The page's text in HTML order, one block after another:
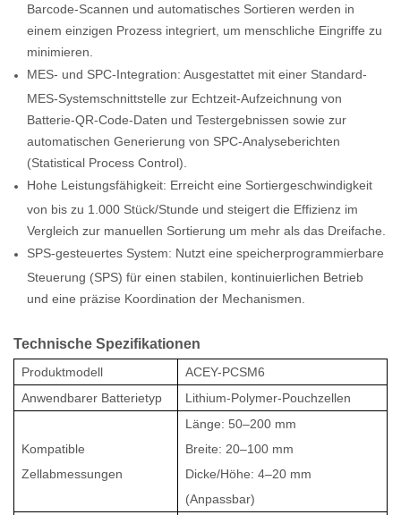
Barcode-Scannen und automatisches Sortieren werden in
einem einzigen Prozess integriert, um menschliche Eingriffe zu
minimieren.
MES- und SPC-Integration: Ausgestattet mit einer Standard-
MES-Systemschnittstelle zur Echtzeit-Aufzeichnung von
Batterie-QR-Code-Daten und Testergebnissen sowie zur
automatischen Generierung von SPC-Analyseberichten
(Statistical Process Control).
Hohe Leistungsfähigkeit: Erreicht eine Sortiergeschwindigkeit
von bis zu 1.000 Stück/Stunde und steigert die Effizienz im
Vergleich zur manuellen Sortierung um mehr als das Dreifache.
SPS-gesteuertes System: Nutzt eine speicherprogrammierbare
Steuerung (SPS) für einen stabilen, kontinuierlichen Betrieb
und eine präzise Koordination der Mechanismen.
Technische Spezifikationen
Produktmodell
ACEY-PCSM6
Anwendbarer Batterietyp
Lithium-Polymer-Pouchzellen
Kompatible
Zellabmessungen
Länge: 50–200 mm
Breite: 20–100 mm
Dicke/Höhe: 4–20 mm
(Anpassbar)